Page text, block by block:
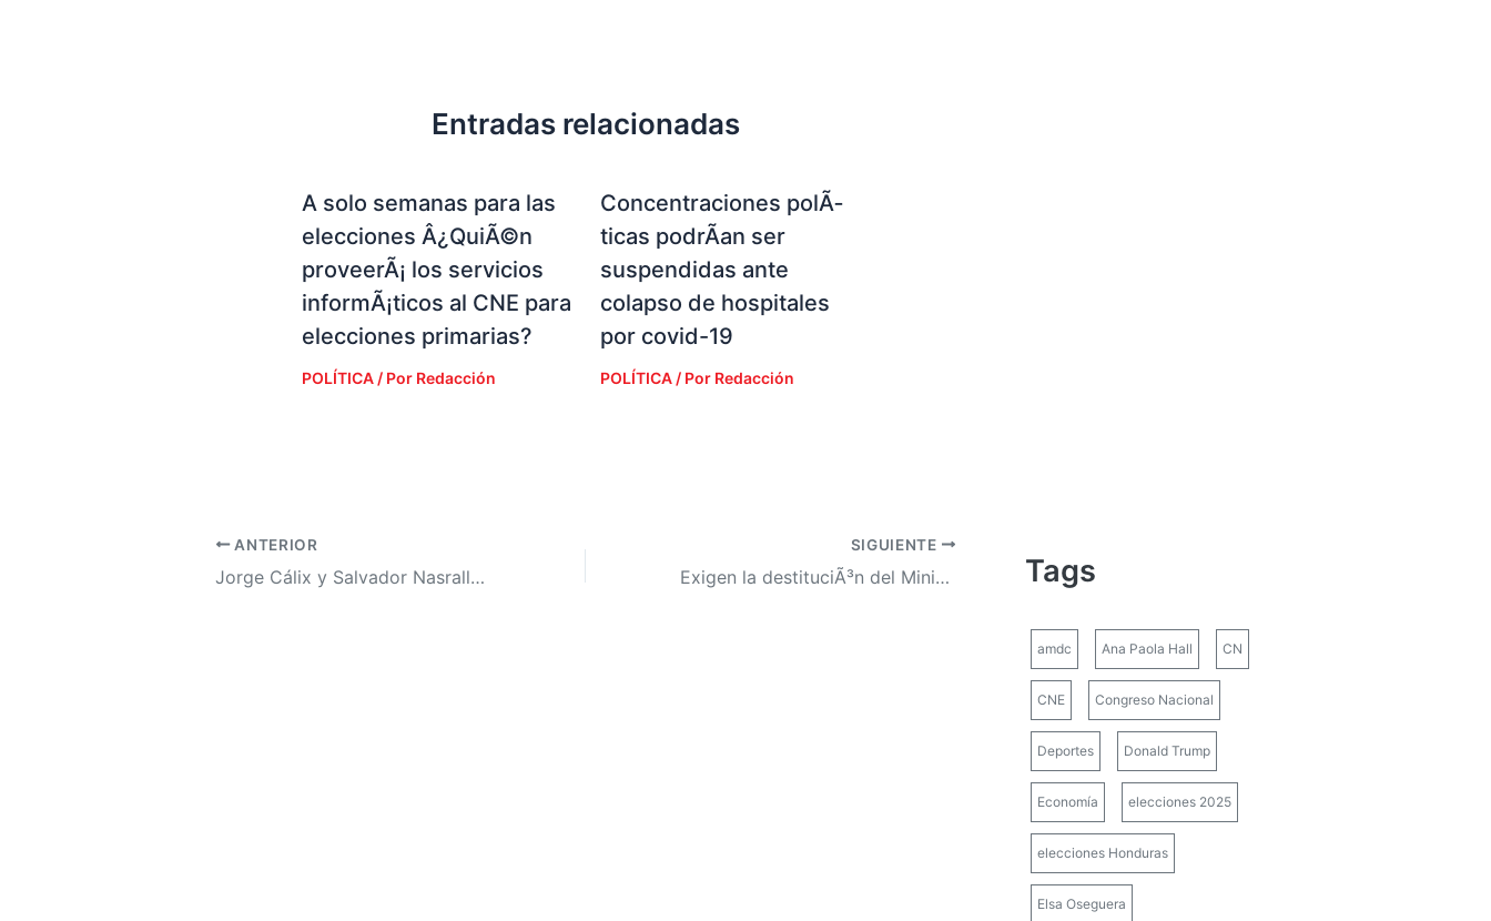
Entradas relacionadas
A solo semanas para las
elecciones Â¿QuiÃ©n
proveerÃ¡ los servicios
informÃ¡ticos al CNE para
elecciones primarias?
POLÍTICA / Por Redacción
Concentraciones polÃ­
ticas podrÃ­an ser
suspendidas ante
colapso de hospitales
por covid-19
POLÍTICA/ Por Redacción
ANTERIOR
Jorge Cálix y Salvador Nasralla se niegan a que Marlon Ochoa presida el CNE en las elecciones generales
SIGUIENTE
Exigen la destituciÃ³n del Ministro de Salud, JosÃ© Manuel Matheu Tags
amdc Ana Paola Hall CN
CNE Congreso Nacional
Deportes Donald Trump
Economía elecciones 2025
elecciones Honduras
Elsa Oseguera